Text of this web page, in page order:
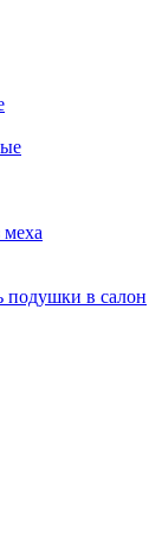
подушки в салон